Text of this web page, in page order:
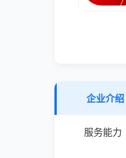
企业介绍
服务能力